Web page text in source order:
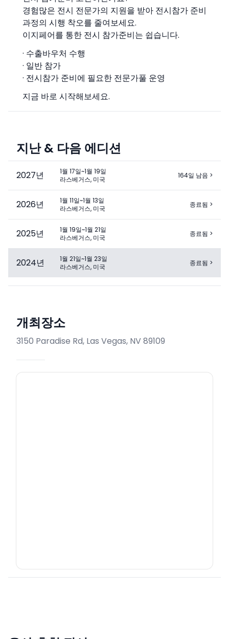
경험많은 전시 전문가의 지원을 받아 전시참가 준비
과정의 시행 착오를 줄여보세요.
이지페어를 통한 전시 참가준비는 쉽습니다.
· 수출바우처 수행
· 일반 참가
· 전시참가 준비에 필요한 전문가풀 운영
지금 바로 시작해보세요.
지난 & 다음 에디션
2027년
1월 17일~1월 19일
라스베거스, 미국
164일 남음 >
2026년
1월 11일~1월 13일
라스베거스, 미국
종료됨 >
2025년
1월 19일~1월 21일
라스베거스, 미국
종료됨 >
2024년
1월 21일~1월 23일
라스베거스, 미국
종료됨 >
개최장소
3150 Paradise Rd, Las Vegas, NV 89109